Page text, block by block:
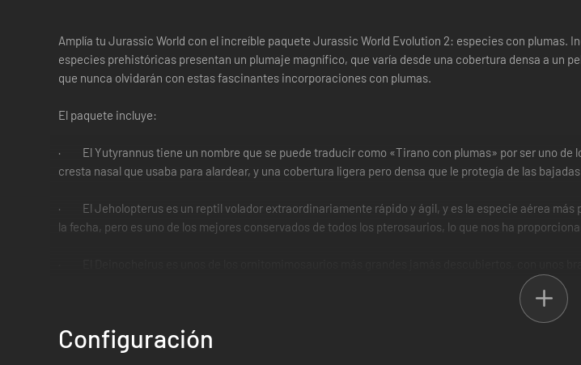
Amplía tu Jurassic World con el increíble paquete Jurassic World Evolution 2: especies con
especies prehistóricas presentan un plumaje magnífico, que varía desde una cobertura densa a un
que nunca olvidarán con estas fascinantes incorporaciones con plumas.
El paquete incluye:
· El Yutyrannus tiene un nombre que se puede traducir como «Tirano con plumas» por ser uno
cresta nasal que usaba para alardear, y una cobertura ligera pero densa que le protegía de las
· El Jeholopterus es un reptil volador extraordinariamente rápido y ágil, y es la especie aérea más
la fecha, pero es uno de los mejores conservados de todos los pterosaurios, lo que nos ha
prehistórica tiene una figura imponente, gracias a su pico de pato y ancha joroba en la espalda, a
· El Sinosauropteryx es un pequeño dinosaurio carnívoro cubierto de delicadas plumas que
manada. Se descubrió en 1996 y sus antiguos restos no solo fueron los primeros que sugirieron la
que estas tuviesen color.
Configuración